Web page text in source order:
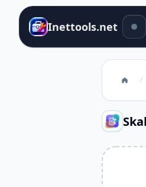
Inettools.net
/